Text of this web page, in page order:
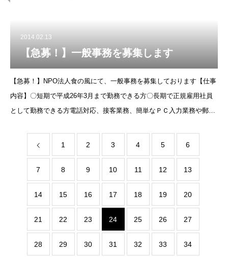
2014.02.13
【急募！】一般事務を募集します
【急募！】NPO法人食の風にて、一般事務を募集しております【仕事
内容】〇短期で平成26年3月まで勤務できる方〇長期で正規雇用社員
として勤務できる方電話対応、接客業務、簡単なＰＣ入力業務や郵送
1 2 3 4 5 6
7 8 9 10 11 12 13
14 15 16 17 18 19 20
21 22 23 24 25 26 27
28 29 30 31 32 33 34